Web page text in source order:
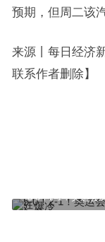
预期，但周二该
来源丨每日经济
联系作者删除】
5-0！2-1！奥运会